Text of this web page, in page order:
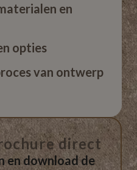
en
opties
van ontwerp
direct
en download de